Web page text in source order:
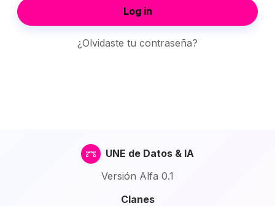
Log in
¿Olvidaste tu contraseña?
Clanes
UNE de Datos & IA
Versión Alfa 0.1